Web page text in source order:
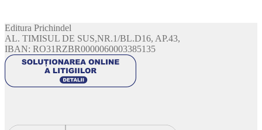
Editura Prichindel
AL. TIMISUL DE SUS,NR.1/BL.D16, AP.43,
IBAN: RO31RZBR0000060003385135